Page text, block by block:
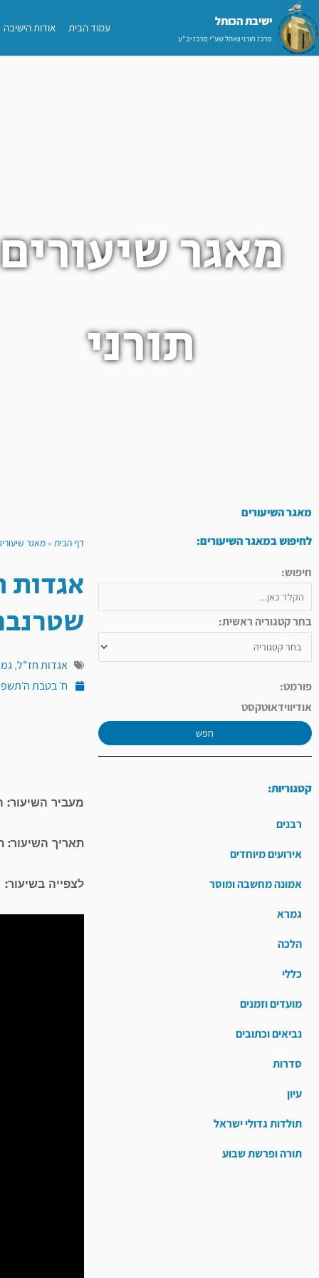
דילוג
לתוכן
ישיבת הכותל​
מרכז תורני וואהל שע"י מרכז יב"ע
עמוד הבית אודות הישיבה
מאגר
תורני
מאגר השיעורים
לחיפוש במאגר השיעורים:
חיפוש:
בחר קטגוריה ראשית:
פורמט:
אודיווידאוטקסט
חפש
קטגוריות:
רבנים
אירועים מיוחדים
אמונה מחשבה ומוסר
גמרא
הלכה
כללי
מועדים וזמנים
נביאים וכתובים
סדרות
עיון
תולדות גדולי ישראל
תורה ופרשת שבוע
דף הבית »מאגר
אגדות
אגדות חז"ל,
ח׳ בטבת ה׳תשפ״ג
מעביר השיעור:
תאריך השיעור:
לצפייה בשיעור: